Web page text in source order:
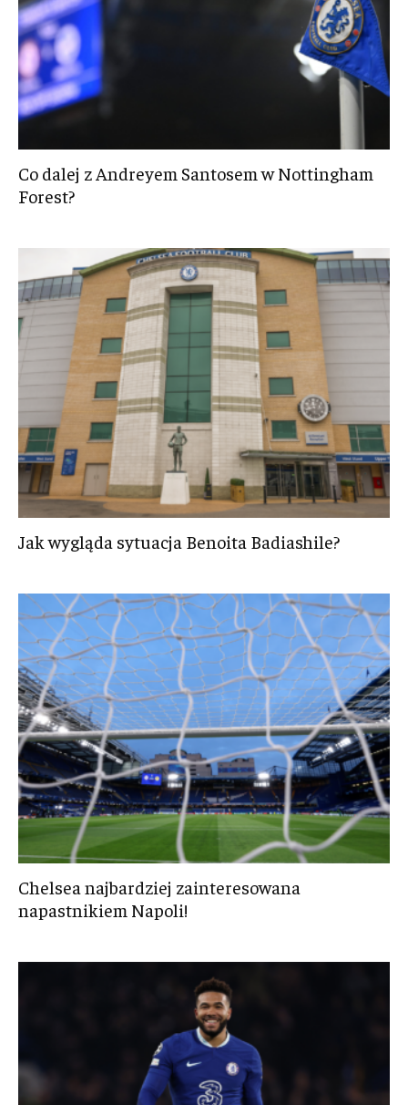
Co dalej z Andreyem Santosem w Nottingham
Forest?
Jak wygląda sytuacja Benoita Badiashile?
Chelsea najbardziej zainteresowana
napastnikiem Napoli!